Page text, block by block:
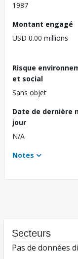
1987
Montant engagé
USD 0.00 millions
Risque
et social
Sans objet
Date de dernière
jour
N/A
Notes
Secteurs
Pas de données